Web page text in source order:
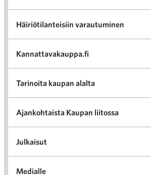
Häiriötilanteisiin varautuminen
Kannattavakauppa.fi
Tarinoita kaupan alalta
Ajankohtaista Kaupan liitossa
Julkaisut
Medialle